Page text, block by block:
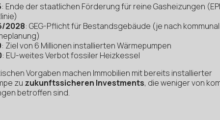
: Ende der staatlichen Förderung für reine Gasheizungen
2028: GEG-Pflicht für Bestandsgebäude (je nach
: Ziel von 6 Millionen installierten Wärmepumpen
: EU-weites Verbot fossiler Heizkessel
Vorgaben machen Immobilien mit bereits installierter
zu zukunftssicheren Investments, die weniger von
betroffen sind.